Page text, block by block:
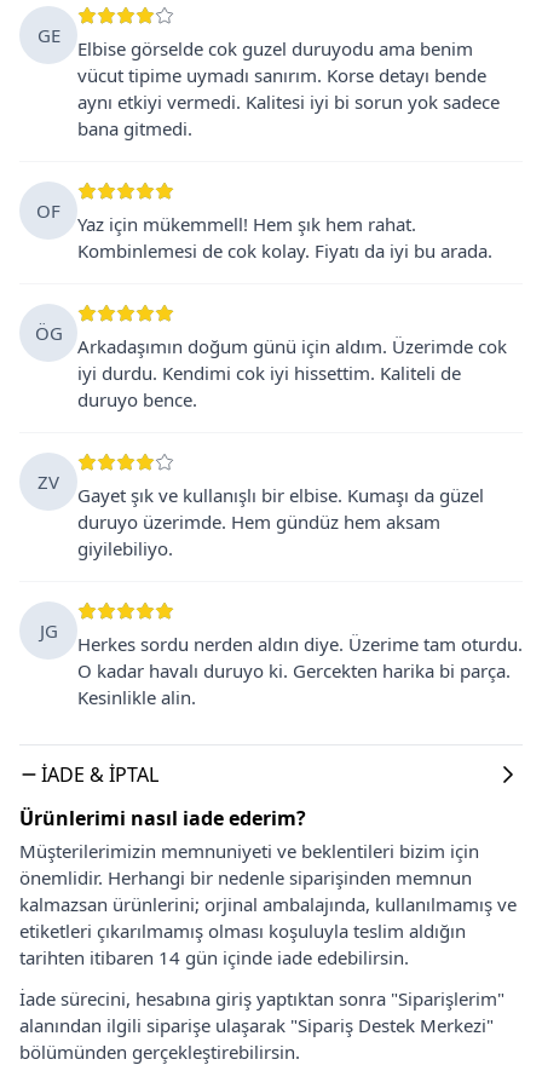
GE
Elbise görselde cok guzel duruyodu ama benim
vücut tipime uymadı sanırım. Korse detayı bende
aynı etkiyi vermedi. Kalitesi iyi bi sorun yok sadece
bana gitmedi.
OF
Yaz için mükemmell! Hem şık hem rahat.
Kombinlemesi de cok kolay. Fiyatı da iyi bu arada.
ÖG
Arkadaşımın doğum günü için aldım. Üzerimde cok
iyi durdu. Kendimi cok iyi hissettim. Kaliteli de
duruyo bence.
ZV
Gayet şık ve kullanışlı bir elbise. Kumaşı da güzel
duruyo üzerimde. Hem gündüz hem aksam
giyilebiliyo.
JG
Herkes sordu nerden aldın diye. Üzerime tam oturdu.
O kadar havalı duruyo ki. Gercekten harika bi parça.
Kesinlikle alin.
İADE & İPTAL
Ürünlerimi nasıl iade ederim?
Müşterilerimizin memnuniyeti ve beklentileri bizim için
önemlidir. Herhangi bir nedenle siparişinden memnun
kalmazsan ürünlerini; orjinal ambalajında, kullanılmamış ve
etiketleri çıkarılmamış olması koşuluyla teslim aldığın
tarihten itibaren 14 gün içinde iade edebilirsin.
İade sürecini, hesabına giriş yaptıktan sonra "Siparişlerim"
alanından ilgili siparişe ulaşarak "Sipariş Destek Merkezi"
bölümünden gerçekleştirebilirsin.